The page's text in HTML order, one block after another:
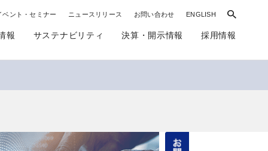
ベント・セミナー ニュースリリース お問い合わせ ENGLISH
報 サステナビリティ 決算・開示情報 採用情報